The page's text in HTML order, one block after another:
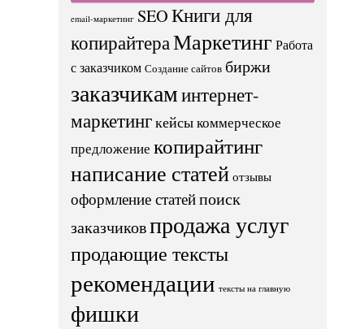
email-маркетинг SEOКниги для
копирайтераМаркетинг Работа
с заказчиком Создание сайтов биржи
заказчикаминтернет-
маркетингкейсыкоммерческое
предложение копирайтинг
написание статей отзывы
оформление статейпоиск
заказчиковпродажа услуг
продающие тексты
рекомендации тексты на главную
фишки